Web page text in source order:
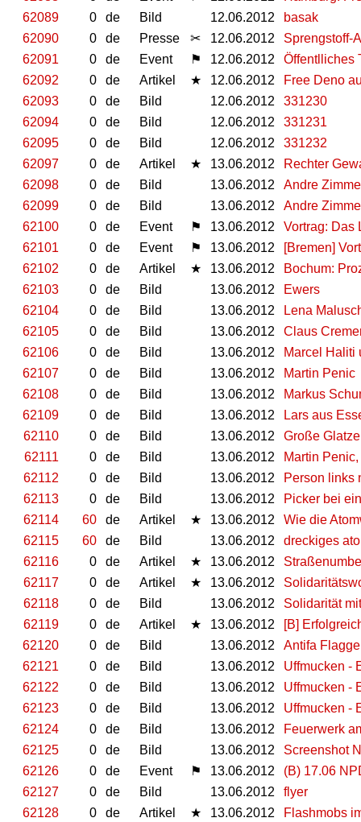
62089
0 de Bild 12.06.2012
basak
62090
0 de Presse ✂ 12.06.2012
Sprengstoff-
62091
0 de Event ⚑ 12.06.2012
Öffentlliches
62092
0 de Artikel ★ 12.06.2012
Free Deno
62093
0 de Bild 12.06.2012
331230
62094
0 de Bild 12.06.2012
331231
62095
0 de Bild 12.06.2012
331232
62097
0 de Artikel ★ 13.06.2012
Rechter
62098
0 de Bild 13.06.2012
Andre
62099
0 de Bild 13.06.2012
Andre
62100
0 de Event ⚑ 13.06.2012
Vortrag: Das
62101
0 de Event ⚑ 13.06.2012
[Bremen]
62102
0 de Artikel ★ 13.06.2012
Bochum:
62103
0 de Bild 13.06.2012
Ewers
62104
0 de Bild 13.06.2012
Lena
62105
0 de Bild 13.06.2012
Claus
62106
0 de Bild 13.06.2012
Marcel Haliti
62107
0 de Bild 13.06.2012
Martin Penic
62108
0 de Bild 13.06.2012
Markus
62109
0 de Bild 13.06.2012
Lars aus
62110
0 de Bild 13.06.2012
Große
62111
0 de Bild 13.06.2012
Martin
62112
0 de Bild 13.06.2012
Person links
62113
0 de Bild 13.06.2012
Picker bei
62114
60 de Artikel ★ 13.06.2012
Wie die
62115
60 de Bild 13.06.2012
dreckiges
62116
0 de Artikel ★ 13.06.2012
62117
0 de Artikel ★ 13.06.2012
62118
0 de Bild 13.06.2012
Solidarität
62119
0 de Artikel ★ 13.06.2012
[B]
62120
0 de Bild 13.06.2012
Antifa
62121
0 de Bild 13.06.2012
Uffmucken -
62122
0 de Bild 13.06.2012
Uffmucken -
62123
0 de Bild 13.06.2012
Uffmucken -
62124
0 de Bild 13.06.2012
Feuerwerk
62125
0 de Bild 13.06.2012
Screenshot
62126
0 de Event ⚑ 13.06.2012
(B) 17.06
62127
0 de Bild 13.06.2012
flyer
62128
0 de Artikel ★ 13.06.2012 Flashmobs